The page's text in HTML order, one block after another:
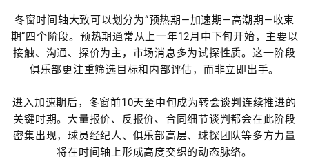
冬窗时间轴大致可以划分为“预热期—加速期—高潮期—收束
期”四个阶段。预热期通常从上一年12月中下旬开始，主要以
接触、沟通、探价为主，市场消息多为试探性质。这一阶段
俱乐部更注重筛选目标和内部评估，而非立即出手。
进入加速期后，冬窗前10天至中旬成为转会谈判连续推进的
关键时期。大量报价、反报价、合同细节谈判都会在此阶段
密集出现，球员经纪人、俱乐部高层、球探团队等多方力量
将在时间轴上形成高度交织的动态脉络。